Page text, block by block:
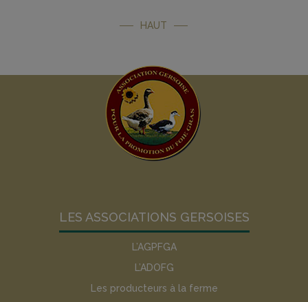
HAUT
LES ASSOCIATIONS GERSOISES
L’AGPFGA
L’ADOFG
Les producteurs à la ferme